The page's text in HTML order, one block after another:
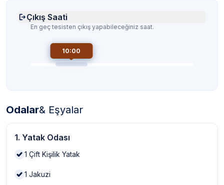
Çıkış Saati
En geç tesisten çıkış yapabileceğiniz saat.
10:00
Odalar& Eşyalar
1. Yatak Odası
1 Çift Kişilik Yatak
1 Jakuzi